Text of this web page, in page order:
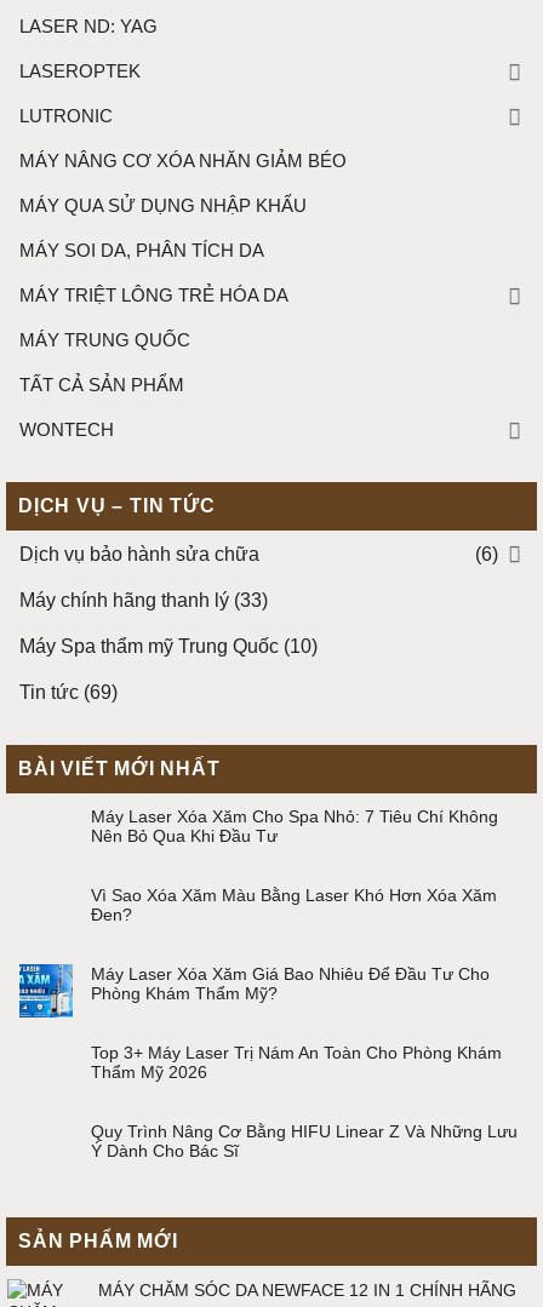
LASER ND: YAG
LASEROPTEK
LUTRONIC
MÁY NÂNG CƠ XÓA NHĂN GIẢM BÉO
MÁY QUA SỬ DỤNG NHẬP KHẨU
MÁY SOI DA, PHÂN TÍCH DA
MÁY TRIỆT LÔNG TRẺ HÓA DA
MÁY TRUNG QUỐC
TẤT CẢ SẢN PHẨM
WONTECH
DỊCH VỤ – TIN TỨC
Dịch vụ bảo hành sửa chữa (6)
Máy chính hãng thanh lý (33)
Máy Spa thẩm mỹ Trung Quốc (10)
Tin tức (69)
BÀI VIẾT MỚI NHẤT
Máy Laser Xóa Xăm Cho Spa Nhỏ: 7 Tiêu Chí Không
Nên Bỏ Qua Khi Đầu Tư
Vì Sao Xóa Xăm Màu Bằng Laser Khó Hơn Xóa Xăm
Đen?
Máy Laser Xóa Xăm Giá Bao Nhiêu Để Đầu Tư Cho
Phòng Khám Thẩm Mỹ?
Top 3+ Máy Laser Trị Nám An Toàn Cho Phòng Khám
Thẩm Mỹ 2026
Quy Trình Nâng Cơ Bằng HIFU Linear Z Và Những Lưu
Ý Dành Cho Bác Sĩ
SẢN PHẨM MỚI
MÁY CHĂM SÓC DA NEWFACE 12 IN 1 CHÍNH HÃNG